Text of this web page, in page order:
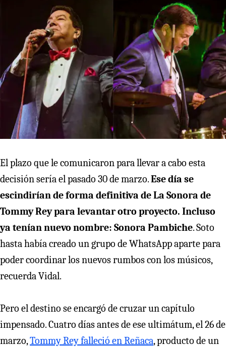
El plazo que le comunicaron para llevar a cabo esta
decisión sería el pasado 30 de marzo.Ese día se
escindirían de forma definitiva de La Sonora de
Tommy Rey para levantar otro proyecto. Incluso
ya tenían nuevo nombre: Sonora Pambiche. Soto
hasta había creado un grupo de WhatsApp aparte para
poder coordinar los nuevos rumbos con los músicos,
recuerda Vidal.
Pero el destino se encargó de cruzar un capítulo
impensado. Cuatro días antes de ese ultimátum, el 26 de
marzo,Tommy Rey falleció en Reñaca, producto de un